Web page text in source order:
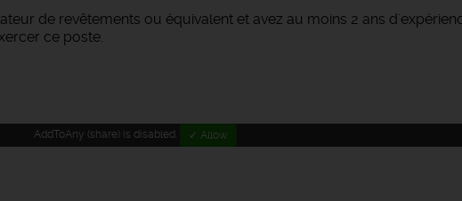
de revêtements ou équivalent et avez au moins 2 ans
ce poste.
AddToAny (share) is disabled. ✓ Allow